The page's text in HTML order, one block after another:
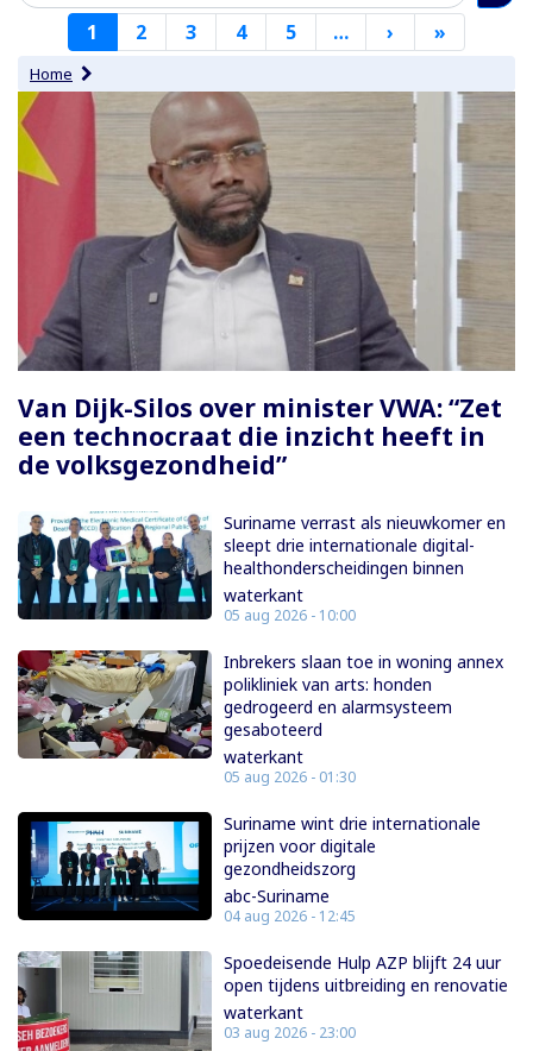
Paginering
1 2 3 4 5 … › Volgende
pagina
»
pagina
Home
Van Dijk-Silos over minister VWA: “Zet
een technocraat die inzicht heeft in
de volksgezondheid”
Suriname verrast als nieuwkomer en
sleept drie internationale digital-
healthonderscheidingen binnen
waterkant
05 aug 2026 - 10:00
Inbrekers slaan toe in woning annex
polikliniek van arts: honden
gedrogeerd en alarmsysteem
gesaboteerd
waterkant
05 aug 2026 - 01:30
Suriname wint drie internationale
prijzen voor digitale
gezondheidszorg
abc-Suriname
04 aug 2026 - 12:45
Spoedeisende Hulp AZP blijft 24 uur
open tijdens uitbreiding en renovatie
waterkant
03 aug 2026 - 23:00